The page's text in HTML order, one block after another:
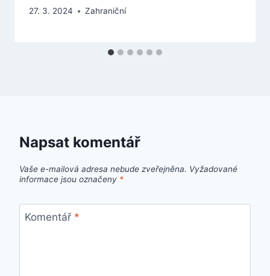
27. 3. 2024 Zahraniční
Napsat komentář
Vaše e-mailová adresa nebude zveřejněna. Vyžadované
informace jsou označeny *
Komentář *